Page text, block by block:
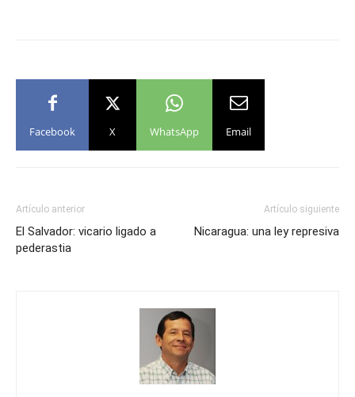
Facebook X WhatsApp Email
Artículo anterior
El Salvador: vicario ligado a
pederastia
Artículo siguiente
Nicaragua: una ley represiva